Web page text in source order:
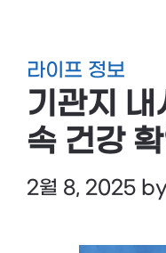
라이프 정보
기관지
속 건강
2월 8, 2025